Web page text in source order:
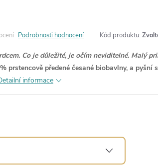
Podrobnosti hodnocení Kód produktu:
Co je důležité, je očím neviditelné. Malý
prstencově předené česané biobavlny, a pyšní
informace